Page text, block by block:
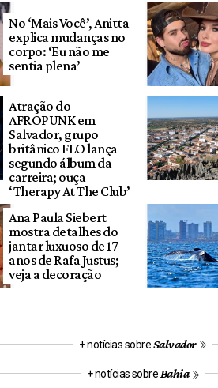
No ‘Mais Você’, Anitta
explica mudanças no
corpo: ‘Eu não me
sentia plena’
Atração do
AFROPUNK em
Salvador, grupo
britânico FLO lança
segundo álbum da
carreira; ouça
‘Therapy At The Club’
Ana Paula Siebert
mostra detalhes do
jantar luxuoso de 17
anos de Rafa Justus;
veja a decoração
+ notícias sobreSalvador
+ notícias sobre Bahia